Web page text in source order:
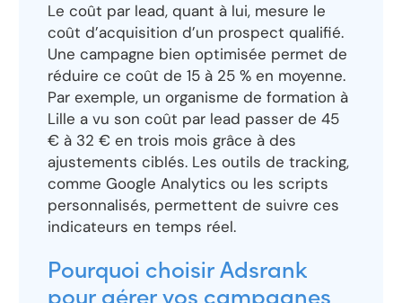
Le coût par lead, quant à lui, mesure le
coût d’acquisition d’un prospect qualifié.
Une campagne bien optimisée permet de
réduire ce coût de 15 à 25 % en moyenne.
Par exemple, un organisme de formation à
Lille a vu son coût par lead passer de 45
€ à 32 € en trois mois grâce à des
ajustements ciblés. Les outils de tracking,
comme Google Analytics ou les scripts
personnalisés, permettent de suivre ces
indicateurs en temps réel.
Pourquoi choisir Adsrank